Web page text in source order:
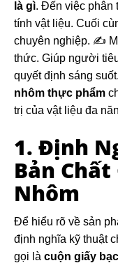
là gì. Đến việc phân
tính vật liệu. Cuối
chuyên nghiệp. ✍️
thức. Giúp người
quyết định sáng
nhôm thực phẩm
trị của vật liệu đa
1. Định
Bản Chất
Nhôm
Để hiểu rõ về sản
định nghĩa kỹ thuật
gọi là cuộn giấy bạc